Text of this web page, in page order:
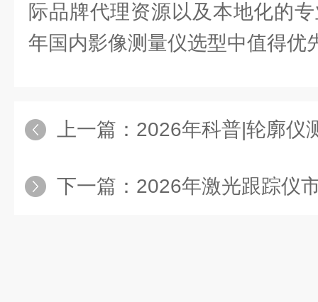
际品牌代理资源以及本地化的
年国内影像测量仪选型中值得优
上一篇： 2026年科普|轮廓仪测量原理
下一篇： 2026年激光跟踪仪市场洞察：苏州